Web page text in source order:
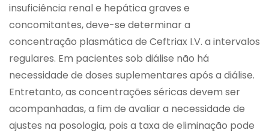
insuficiência renal e hepática graves e
concomitantes, deve-se determinar a
concentração plasmática de Ceftriax I.V. a intervalos
regulares. Em pacientes sob diálise não há
necessidade de doses suplementares após a diálise.
Entretanto, as concentrações séricas devem ser
acompanhadas, a fim de avaliar a necessidade de
ajustes na posologia, pois a taxa de eliminação pode